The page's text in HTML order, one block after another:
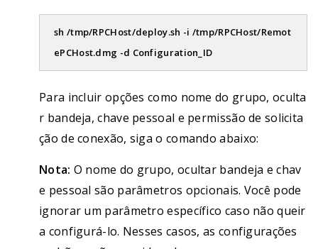
sh /tmp/RPCHost/deploy.sh -i /tmp/RPCHost/Remot
ePCHost.dmg -d Configuration_ID
Para incluir opções como nome do grupo, oculta
r bandeja, chave pessoal e permissão de solicita
ção de conexão, siga o comando abaixo:
Nota: O nome do grupo, ocultar bandeja e chav
e pessoal são parâmetros opcionais. Você pode
ignorar um parâmetro específico caso não queir
a configurá-lo. Nesses casos, as configurações